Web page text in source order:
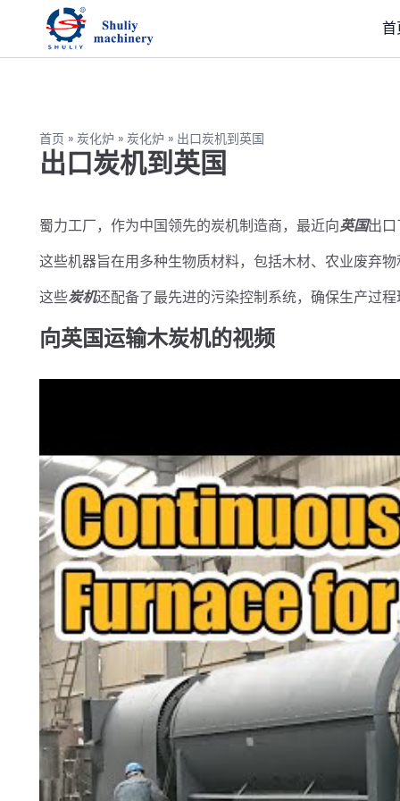
首
首页 » 炭化炉 » 炭化炉 » 出口炭机到英国
出口炭机到英国
蜀力工厂，作为中国领先的炭机制造商，最近向英国出
这些机器旨在用多种生物质材料，包括木材、农业废弃
这些炭机还配备了最先进的污染控制系统，确保生产过
向英国运输木炭机的视频